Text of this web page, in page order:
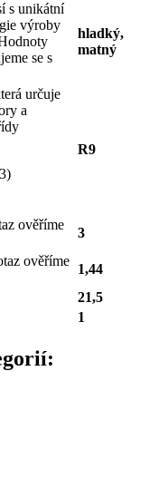
s unikátní
výroby
se s
hladký,
matný
určuje
a
R9
ověříme
3
ověříme
1,44
21,5
1